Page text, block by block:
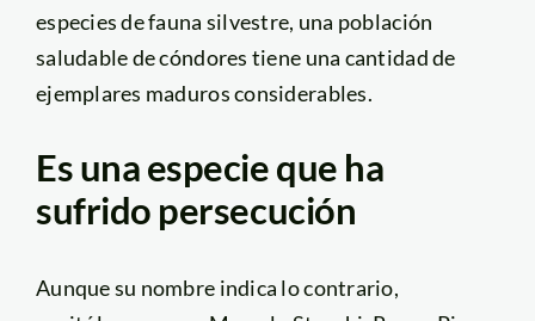
especies de fauna silvestre, una población
saludable de cóndores tiene una cantidad de
ejemplares maduros considerables.
Es una especie que ha
sufrido persecución
Aunque su nombre indica lo contrario,